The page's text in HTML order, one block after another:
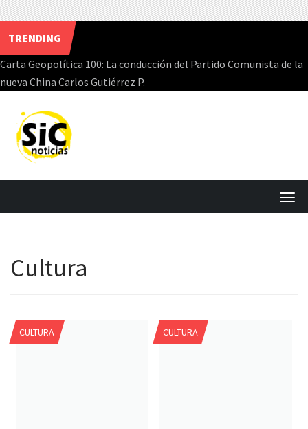
TRENDING
Carta Geopolítica 100: La conducción del Partido Comunista de la
nueva China Carlos Gutiérrez P.
Skip
to
content
T
Cultura
CULTURA CULTURA